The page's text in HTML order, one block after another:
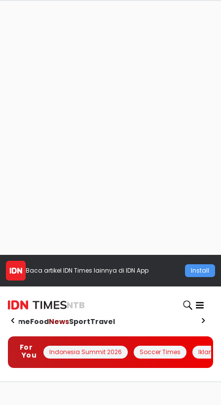
Baca artikel IDN Times lainnya di IDN App Install
NTB
HomeFoodNewsSportTravel
For
You
Indonesia Summit 2026 Soccer Times Iklanin